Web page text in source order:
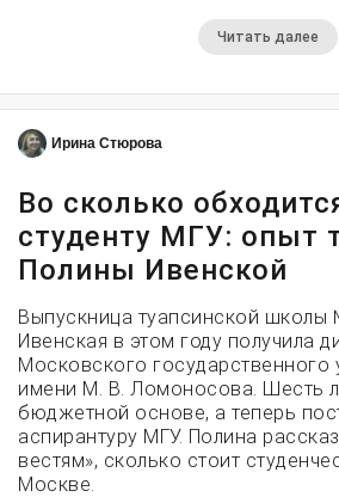
Читать далее
Ирина Стюрова
Во сколько
студенту МГУ: опыт
Полины Ивенской
Выпускница туапсинской школы
Ивенская в этом году получила
Московского государственного
имени М. В. Ломоносова. Шесть
бюджетной основе, а теперь
аспирантуру МГУ. Полина
вестям», сколько стоит
Москве.